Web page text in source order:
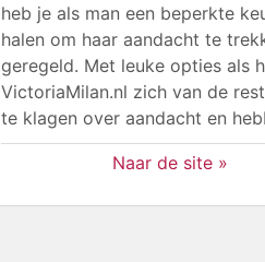
heb je als man een beperkte
halen om haar aandacht te
geregeld. Met leuke opties als
VictoriaMilan.nl zich van de
te klagen over aandacht en
Naar de site »